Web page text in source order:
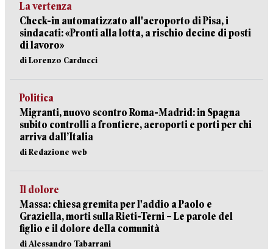
La vertenza
Check-in automatizzato all'aeroporto di Pisa, i
sindacati: «Pronti alla lotta, a rischio decine di posti
di lavoro»
di Lorenzo Carducci
Politica
Migranti, nuovo scontro Roma-Madrid: in Spagna
subito controlli a frontiere, aeroporti e porti per chi
arriva dall’Italia
di Redazione web
Il dolore
Massa: chiesa gremita per l'addio a Paolo e
Graziella, morti sulla Rieti-Terni – Le parole del
figlio e il dolore della comunità
di Alessandro Tabarrani